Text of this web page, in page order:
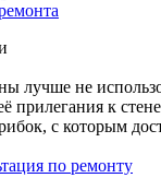
лучше не
прилегания к
с которым
по ремонту